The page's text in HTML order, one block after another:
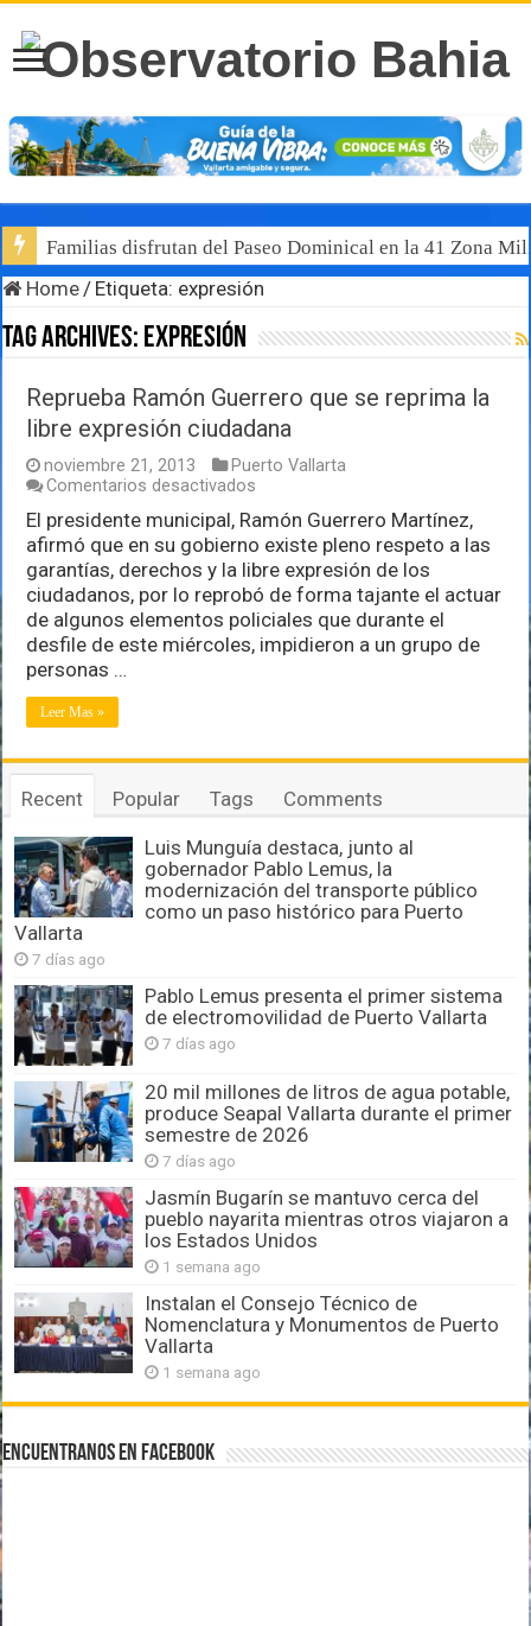
Familias disfrutan del Paseo Dominical en la 41 Zona
Home / Etiqueta: expresión
Tag Archives: expresión
Reprueba Ramón Guerrero que se reprima la
libre expresión ciudadana
noviembre 21, 2013
Puerto Vallarta
Comentarios desactivados
Ramón
Guerrero
que
se
reprima
la
libre
El presidente municipal, Ramón Guerrero Martínez,
afirmó que en su gobierno existe pleno respeto a las
garantías, derechos y la libre expresión de los
ciudadanos, por lo reprobó de forma tajante el actuar
de algunos elementos policiales que durante el
desfile de este miércoles, impidieron a un grupo de
personas …
Leer Mas »
Recent Popular Tags Comments
Luis Munguía destaca, junto al
gobernador Pablo Lemus, la
modernización del transporte público
como un paso histórico para Puerto
Vallarta
7 días ago
Pablo Lemus presenta el primer sistema
de electromovilidad de Puerto Vallarta
7 días ago
20 mil millones de litros de agua potable,
produce Seapal Vallarta durante el primer
semestre de 2026
7 días ago
Jasmín Bugarín se mantuvo cerca del
pueblo nayarita mientras otros viajaron a
los Estados Unidos
1 semana ago
Instalan el Consejo Técnico de
Nomenclatura y Monumentos de Puerto
Vallarta
1 semana ago
Encuentranos en Facebook